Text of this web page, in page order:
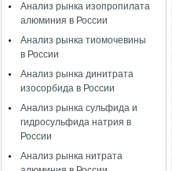
Анализ рынка изопропилата
алюминия в России
Анализ рынка тиомочевины
в России
Анализ рынка динитрата
изосорбида в России
Анализ рынка сульфида и
гидросульфида натрия в
России
Анализ рынка нитрата